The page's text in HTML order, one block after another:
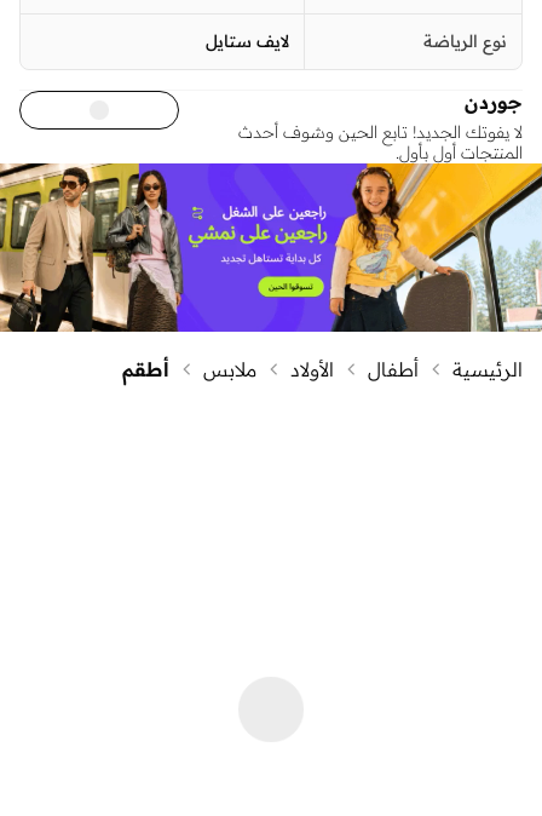
نوع الرياضة لايف ستايل
جوردن
لا يفوتك الجديد! تابع الحين وشوف أحدث
المنتجات أول بأول.
الرئيسية أطفال الأولاد ملابس أطقم